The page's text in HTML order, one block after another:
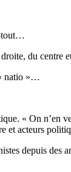
tout…
du centre
natio »…
« On n’en
et acteurs
depuis des